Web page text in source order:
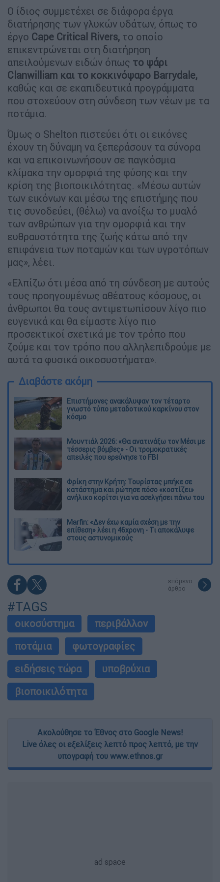
Ο ίδιος συμμετέχει σε διάφορα έργα
διατήρησης των γλυκών υδάτων, όπως το
έργο Cape Critical Rivers, το οποίο
επικεντρώνεται στη διατήρηση
απειλούμενων ειδών όπως το ψάρι
Clanwilliam και το κοκκινόψαρο Barrydale,
καθώς και σε εκαπιδευτικά προγράμματα
που στοχεύουν στη σύνδεση των νέων με τα
ποτάμια.
Όμως ο Shelton πιστεύει ότι οι εικόνες
έχουν τη δύναμη να ξεπεράσουν τα σύνορα
και να επικοινωνήσουν σε παγκόσμια
κλίμακα την ομορφιά της φύσης και την
κρίση της βιοποικιλότητας. «Μέσω αυτών
των εικόνων και μέσω της επιστήμης που
τις συνοδεύει, (θέλω) να ανοίξω το μυαλό
των ανθρώπων για την ομορφιά και την
ευθραυστότητα της ζωής κάτω από την
επιφάνεια των ποταμών και των υγροτόπων
μας», λέει.
«Ελπίζω ότι μέσα από τη σύνδεση με αυτούς
τους προηγουμένως αθέατους κόσμους, οι
άνθρωποι θα τους αντιμετωπίσουν λίγο πιο
ευγενικά και θα είμαστε λίγο πιο
προσεκτικοί σχετικά με τον τρόπο που
ζούμε και τον τρόπο που αλληλεπιδρούμε με
αυτά τα φυσικά οικοσυστήματα».
Διαβάστε ακόμη
Επιστήμονες ανακάλυψαν τον τέταρτο
γνωστό τύπο μεταδοτικού καρκίνου στον
κόσμο
Μουντιάλ 2026: «Θα ανατινάξω τον Μέσι με
τέσσερις βόμβες» - Οι τρομοκρατικές
απειλές που ερεύνησε το FBI
Φρίκη στην Κρήτη: Τουρίστας μπήκε σε
κατάστημα και ρώτησε πόσο «κοστίζει»
ανήλικο κορίτσι για να ασελγήσει πάνω του
Marfin: «Δεν έχω καμία σχέση με την
επίθεση» λέει η 46χρονη - Τι αποκάλυψε
στους αστυνομικούς
επόμενο
άρθρο
#TAGS
οικοσύστημα
περιβάλλον
ποτάμια
φωτογραφίες
ειδήσεις τώρα
υποβρύχια
βιοποικιλότητα
Ακολούθησε το Έθνος στο Google News!
Live όλες οι εξελίξεις λεπτό προς λεπτό, με την
υπογραφή του www.ethnos.gr